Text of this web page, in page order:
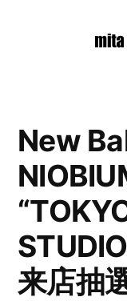
New
来店抽